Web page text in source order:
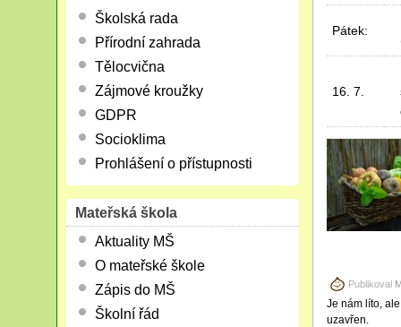
Pátek:
16. 7.
Publikoval
Je nám líto,
uzavřen.
Školská rada
Přírodní zahrada
Tělocvična
Zájmové kroužky
GDPR
Socioklima
Prohlášení o přístupnosti
Mateřská škola
Aktuality MŠ
O mateřské škole
Zápis do MŠ
Školní řád